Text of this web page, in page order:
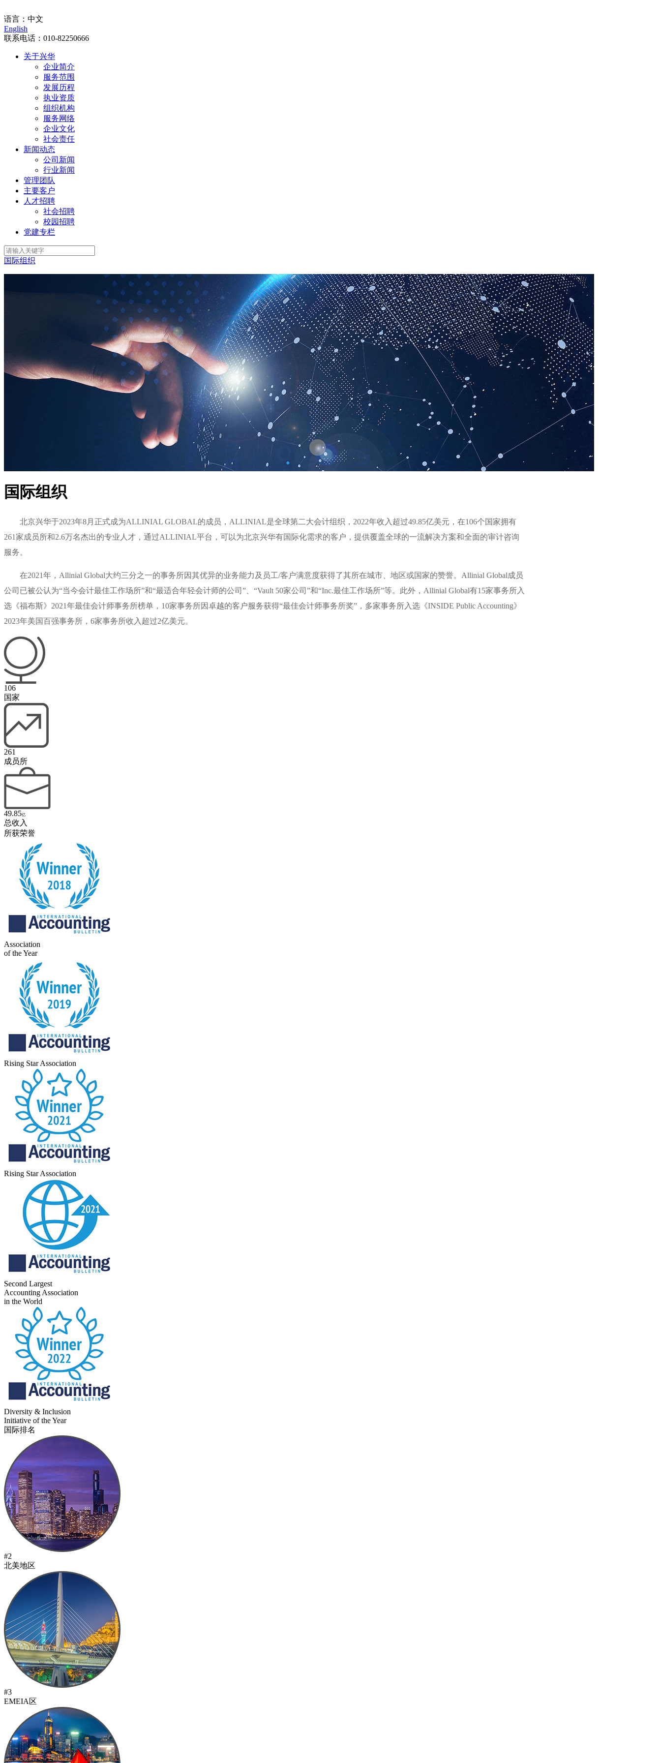
语言： 中文
English
联系电话： 010-82250666
关于兴华
企业简介
服务范围
发展历程
执业资质
组织机构
服务网络
企业文化
社会责任
新闻动态
公司新闻
行业新闻
管理团队
主要客户
人才招聘
社会招聘
校园招聘
党建专栏
国际组织
国际组织
北京兴华于2023年8月正式成为ALLINIAL GLOBAL的成员，ALLINIAL是全球第二大会计组织，2022年收入超过49.85亿美元，在106个国家拥有
261家成员所和2.6万名杰出的专业人才，通过ALLINIAL平台，可以为北京兴华有国际化需求的客户，提供覆盖全球的一流解决方案和全面的审计咨询
服务。
在2021年，Allinial Global大约三分之一的事务所因其优异的业务能力及员工/客户满意度获得了其所在城市、地区或国家的赞誉。Allinial Global成员
公司已被公认为“当今会计最佳工作场所”和“最适合年轻会计师的公司”、“Vault 50家公司”和“Inc.最佳工作场所”等。此外，Allinial Global有15家事务所入
选《福布斯》2021年最佳会计师事务所榜单，10家事务所因卓越的客户服务获得“最佳会计师事务所奖”，多家事务所入选《INSIDE Public Accounting》
2023年美国百强事务所，6家事务所收入超过2亿美元。
106
国家
261
成员所
49.85亿
总收入
所获荣誉
Association
of the Year
Rising Star Association
Rising Star Association
Second Largest
Accounting Association
in the World
Diversity & Inclusion
Initiative of the Year
国际排名
#2
北美地区
#3
EMEIA区